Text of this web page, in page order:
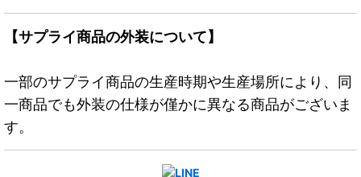
【サプライ商品の外装について】
一部のサプライ商品の生産時期や生産場所により、同
一商品でも外装の仕様が僅かに異なる商品がございま
す。